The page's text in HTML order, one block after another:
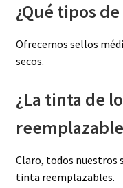
¿Qué tipos
Ofrecemos sellos
secos.
¿La tinta de
Claro, todos nuestros
tinta reemplazables.